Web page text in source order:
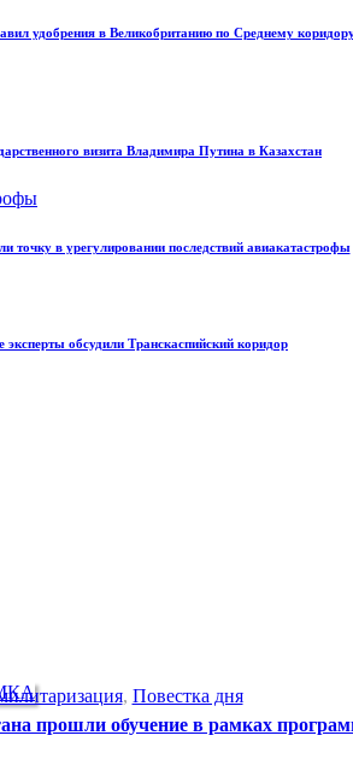
удобрения в Великобританию по Среднему
визита Владимира Путина в Казахстан
точку в урегулировании последствий авиакатастрофы
эксперты обсудили Транскаспийский коридор
, Повестка дня
прошли обучение в рамках